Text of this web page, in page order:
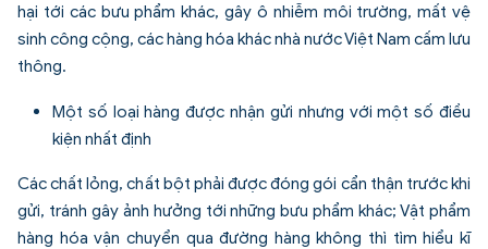
hại tới các bưu phẩm khác, gây ô nhiễm môi trường, mất vệ
sinh công cộng, các hàng hóa khác nhà nước Việt Nam cấm lưu
thông.
Một số loại hàng được nhận gửi nhưng với một số điều
kiện nhất định
Các chất lỏng, chất bột phải được đóng gói cẩn thận trước khi
gửi, tránh gây ảnh hưởng tới những bưu phẩm khác; Vật phẩm
hàng hóa vận chuyển qua đường hàng không thì tìm hiểu kĩ